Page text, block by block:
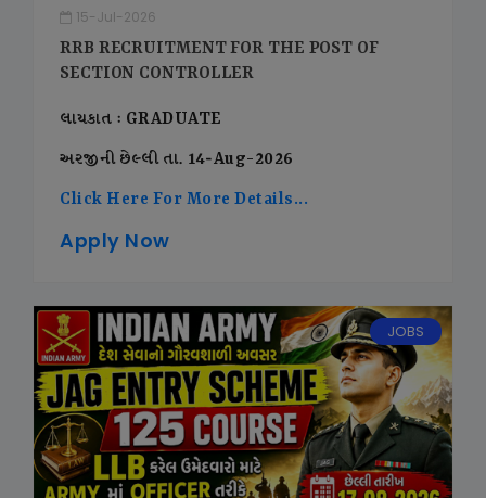
15-Jul-2026
RRB RECRUITMENT FOR THE POST OF
SECTION CONTROLLER
લાયકાત : GRADUATE
અરજીની છેલ્લી તા. 14-Aug-2026
Click Here For More Details...
Apply Now
JOBS